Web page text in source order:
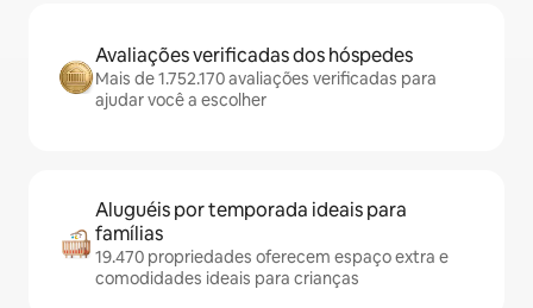
Avaliações verificadas dos hóspedes
Mais de 1.752.170 avaliações verificadas para
ajudar você a escolher
Aluguéis por temporada ideais para
famílias
19.470 propriedades oferecem espaço extra e
comodidades ideais para crianças